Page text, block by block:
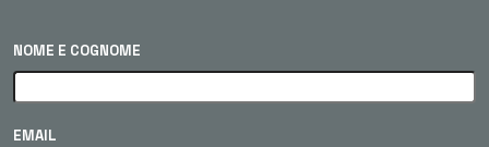
NOME E COGNOME
EMAIL